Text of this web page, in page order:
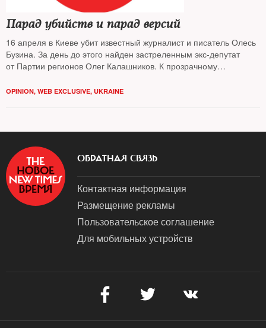
Парад убийств и парад версий
16 апреля в Киеве убит известный журналист и писатель Олесь
Бузина. За день до этого найден застреленным экс-депутат
от Партии регионов Олег Калашников. К прозрачному
призвали ООН, ОБСЕ и Госдепартамент США
OPINION, WEB EXCLUSIVE, UKRAINE
ОБРАТНАЯ СВЯЗЬ
Контактная информация
Размещение рекламы
Пользовательское соглашение
Для мобильных устройств